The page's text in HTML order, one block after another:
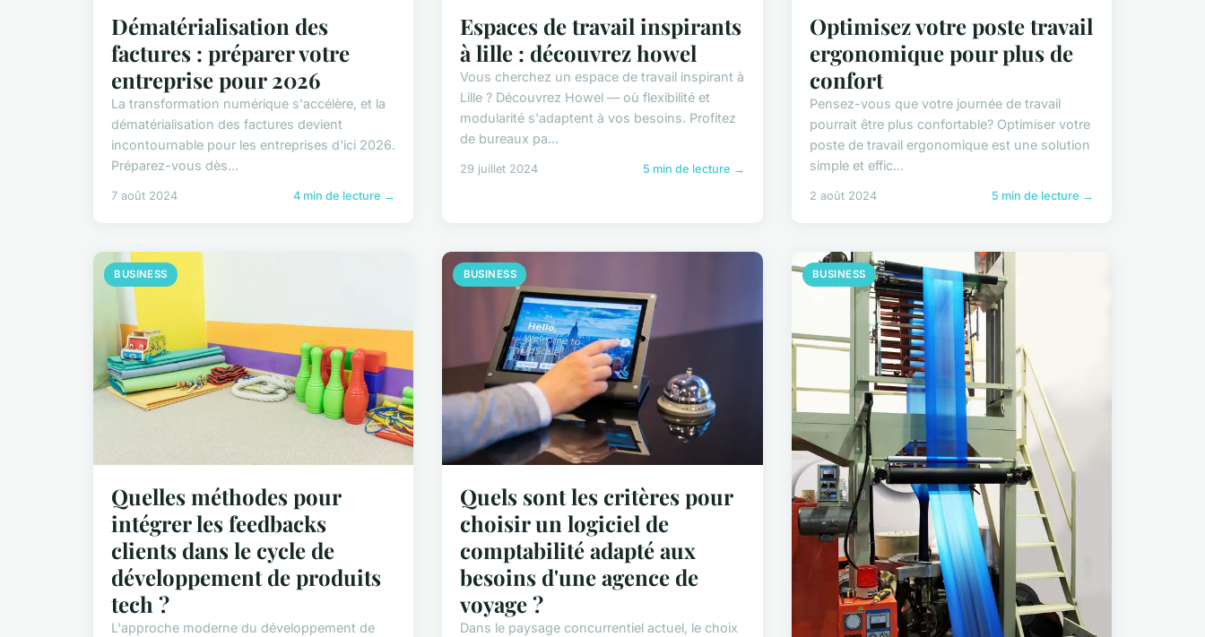
Dématérialisation des
factures : préparer votre
entreprise pour 2026
La transformation numérique s'accélère, et la
dématérialisation des factures devient
incontournable pour les entreprises d'ici 2026.
Préparez-vous dès...
7 août 2024 4 min de lecture →
Espaces de travail inspirants
à lille : découvrez howel
Vous cherchez un espace de travail inspirant à
Lille ? Découvrez Howel — où flexibilité et
modularité s'adaptent à vos besoins. Profitez
de bureaux pa...
29 juillet 2024 5 min de lecture →
Optimisez votre poste travail
ergonomique pour plus de
confort
Pensez-vous que votre journée de travail
pourrait être plus confortable? Optimiser votre
poste de travail ergonomique est une solution
simple et effic...
2 août 2024 5 min de lecture →
BUSINESS
Quelles méthodes pour
intégrer les feedbacks
clients dans le cycle de
développement de produits
tech ?
L'approche moderne du développement de
BUSINESS
Quels sont les critères pour
choisir un logiciel de
comptabilité adapté aux
besoins d'une agence de
voyage ?
Dans le paysage concurrentiel actuel, le choix
BUSINESS